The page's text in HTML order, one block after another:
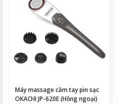
Máy massage cầm tay pin sạc
OKACHI JP-620E (Hồng ngoại)